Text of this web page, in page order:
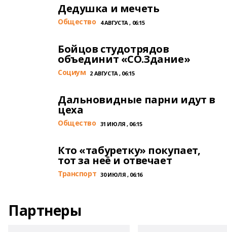
Дедушка и мечеть
Общество 4 АВГУСТА , 06:15
Бойцов студотрядов
объединит «СО.Здание»
Cоциум 2 АВГУСТА , 06:15
Дальновидные парни идут в
цеха
Общество 31 ИЮЛЯ , 06:15
Кто «табуретку» покупает,
тот за неё и отвечает
Транспорт 30 ИЮЛЯ , 06:16
Партнеры